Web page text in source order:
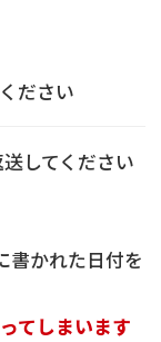
ださい
してください
書かれた日付を
てしまいます